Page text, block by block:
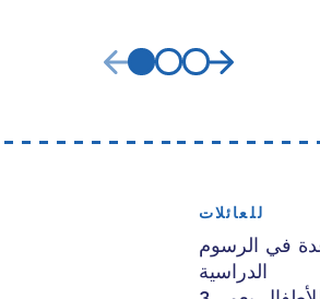
للعائلات
في الرسوم
الدراسية